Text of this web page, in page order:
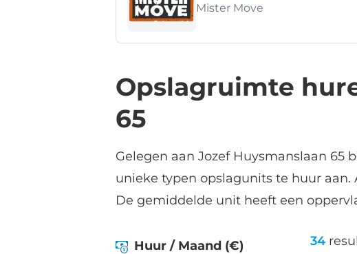
Mister Move
Opslagruimte
65
Gelegen aan Jozef Huysmanslaan 65
unieke typen opslagunits te huur
De gemiddelde unit heeft een
34
Huur / Maand (€)